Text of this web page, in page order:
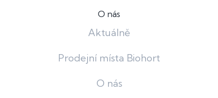
O nás
Aktuálně
Prodejní místa Biohort
O nás